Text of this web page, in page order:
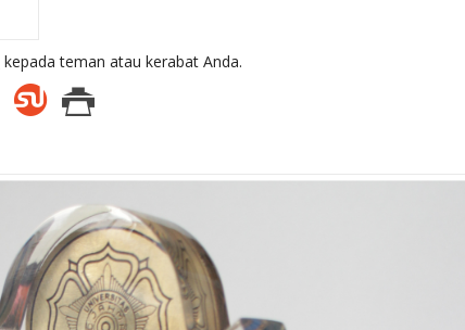
kepada teman atau kerabat Anda.